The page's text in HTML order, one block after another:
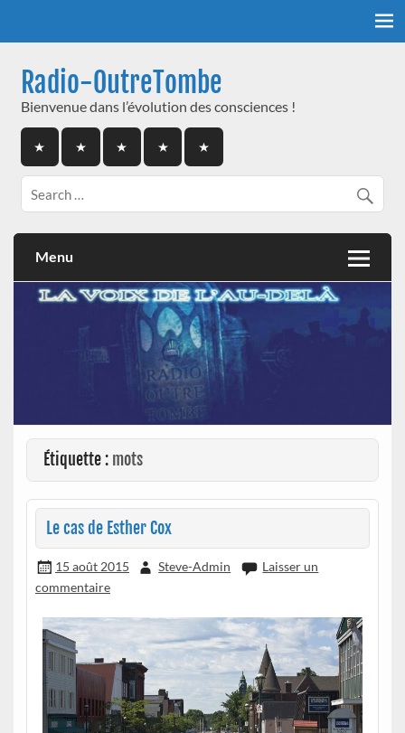
Radio-OutreTombe
Bienvenue dans l’évolution des consciences !
Menu
Étiquette : mots
Le cas de Esther Cox
15 août 2015 Steve-Admin
Laisser un
commentaire